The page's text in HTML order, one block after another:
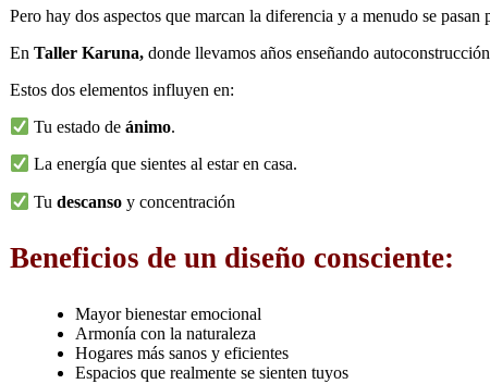
Pero hay dos aspectos que marcan la diferencia y a menudo se pasan
En Taller Karuna, donde llevamos años enseñando
Estos dos elementos influyen en:
Tu estado deánimo.
La energía que sientes al estar en casa.
Tudescansoy concentración
Beneficios de un diseño consciente:
Mayor bienestar emocional
Armonía con la naturaleza
Hogares más sanos y eficientes
Espacios que realmente se sienten tuyos